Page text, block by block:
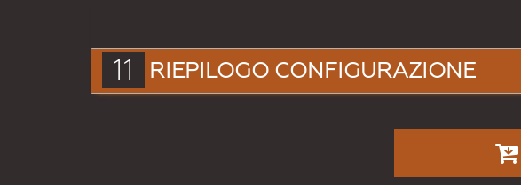
11 RIEPILOGO CONFIGURAZIONE